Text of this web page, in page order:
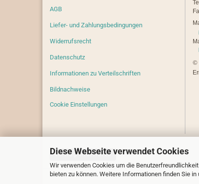
Diese Webseite verwendet Cookies
Wir verwenden Cookies um die
bieten zu können. Weitere Informationen finden Sie in
AGB
Liefer- und Zahlungsbedingungen
Widerrufsrecht
Datenschutz
Informationen zu Verteilschriften
Bildnachweise
Cookie Einstellungen
©
Vertrag widerrufen